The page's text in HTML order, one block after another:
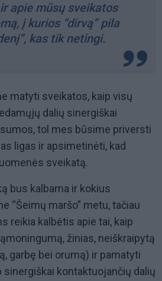
apie mūsų sveikatos
į kurios “dirvą” pila
kas tik netingi.
matyti sveikatos, kaip visų
dalių sinergiškai
tol mes būsime priversti
ligas ir apsimetinėti, kad
sveikatą.
bus kalbama ir kokius
“Šeimų maršo” metu, tačiau
reikia kalbėtis apie tai, kaip
žinias, neiškraipytą
garbę bei orumą) ir pamatyti
sinergiškai kontaktuojančių dalių